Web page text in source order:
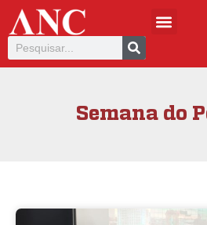
Semana do